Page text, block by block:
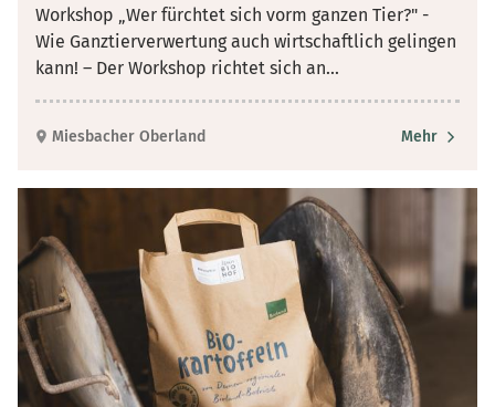
Workshop „Wer fürchtet sich vorm ganzen Tier?" -
Wie Ganztierverwertung auch wirtschaftlich gelingen
kann! – Der Workshop richtet sich an...
Miesbacher Oberland Mehr